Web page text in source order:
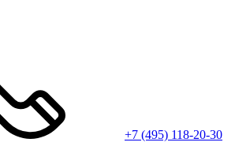
+7 (495) 118-20-30